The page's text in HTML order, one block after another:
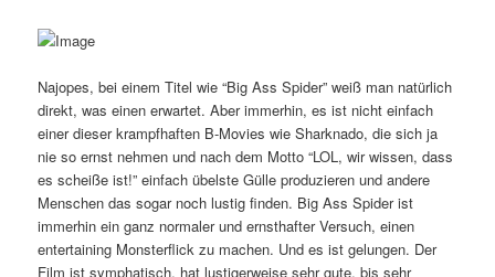
Najopes, bei einem Titel wie “Big Ass Spider” weiß man natürlich
direkt, was einen erwartet. Aber immerhin, es ist nicht einfach
einer dieser krampfhaften B-Movies wie Sharknado, die sich ja
nie so ernst nehmen und nach dem Motto “LOL, wir wissen, dass
es scheiße ist!” einfach übelste Gülle produzieren und andere
Menschen das sogar noch lustig finden. Big Ass Spider ist
immerhin ein ganz normaler und ernsthafter Versuch, einen
entertaining Monsterflick zu machen. Und es ist gelungen. Der
Film ist symphatisch, hat lustigerweise sehr gute, bis sehr